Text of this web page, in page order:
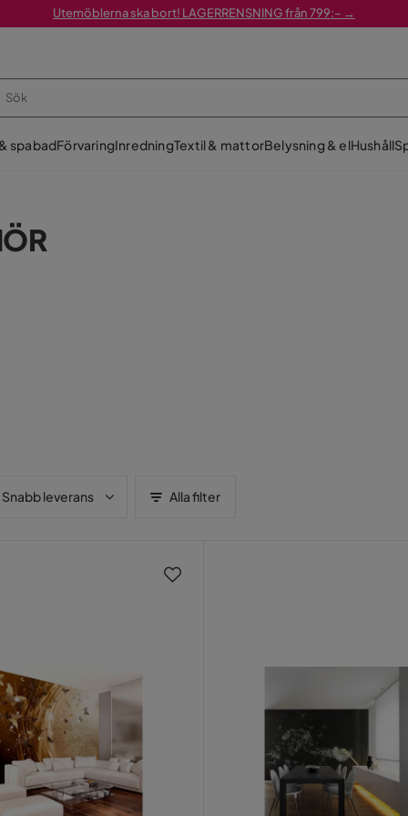
Utemöblerna ska bort! LAGERRENSNING från 799:– →
spabadFörvaringInredningTextil & mattorBelysning & elHushåll
Snabb leverans Alla filter